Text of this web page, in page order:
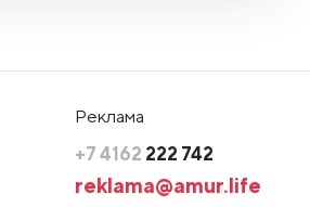
Реклама
+7 4162 222 742
reklama@amur.life